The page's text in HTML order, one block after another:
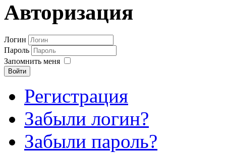
Авторизация
Логин
Пароль
Запомнить меня
Войти
Регистрация
Забыли логин?
Забыли пароль?